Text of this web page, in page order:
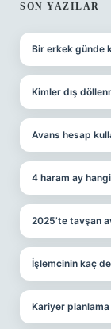
SON YAZILAR
Bir erkek günde
Kimler dış
Avans hesap
4 haram ay
2025’te tavşan
İşlemcinin kaç
Kariyer